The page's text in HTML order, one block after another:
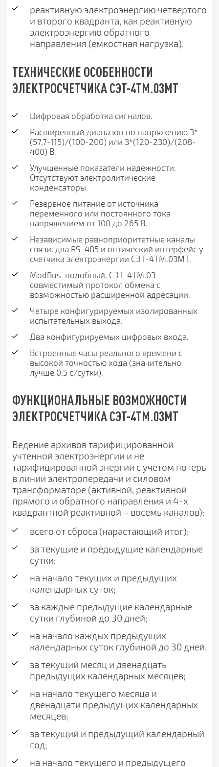
реактивную электроэнергию четвертого
и второго квадранта, как реактивную
электроэнергию обратного
направления (емкостная нагрузка).
ТЕХНИЧЕСКИЕ ОСОБЕННОСТИ
ЭЛЕКТРОСЧЕТЧИКА СЭТ-4ТМ.03МТ
Цифровая обработка сигналов.
Расширенный диапазон по напряжению 3*
(57,7-115)/(100-200) или 3*(120-230)/(208-
400) В.
Улучшенные показатели надежности.
Отсутствуют электролитические
конденсаторы.
Резервное питание от источника
переменного или постоянного тока
напряжением от 100 до 265 В.
Независимые равноприоритетные каналы
связи: два RS-485 и оптический интерфейс у
счетчика электроэнергии СЭТ-4ТМ.03МТ.
ModBus-подобный, СЭТ-4ТМ.03-
совместимый протокол обмена с
возможностью расширенной адресации.
Четыре конфигурируемых изолированных
испытательных выхода.
Два конфигурируемых цифровых входа.
Встроенные часы реального времени с
высокой точностью хода (значительно
лучше 0,5 с/сутки).
ФУНКЦИОНАЛЬНЫЕ ВОЗМОЖНОСТИ
ЭЛЕКТРОСЧЕТЧИКА СЭТ-4ТМ.03МТ
Ведение архивов тарифицированной
учтенной электроэнергии и не
тарифицированной энергии с учетом потерь
в линии электропередачи и силовом
трансформаторе (активной, реактивной
прямого и обратного направления и 4-х
квадрантной реактивной – восемь каналов):
всего от сброса (нарастающий итог);
за текущие и предыдущие календарные
сутки;
на начало текущих и предыдущих
календарных суток;
за каждые предыдущие календарные
сутки глубиной до 30 дней;
на начало каждых предыдущих
календарных суток глубиной до 30 дней.
за текущий месяц и двенадцать
предыдущих календарных месяцев;
на начало текущего месяца и
двенадцати предыдущих календарных
месяцев;
за текущий и предыдущий календарный
год;
на начало текущего и предыдущего